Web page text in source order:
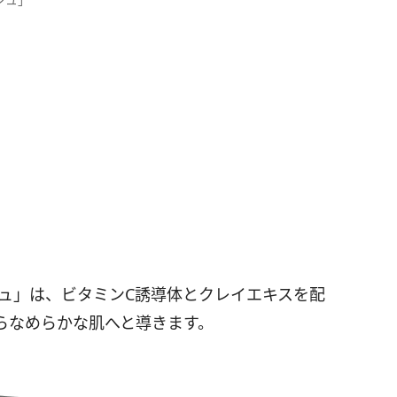
」は、ビタミンC誘導体とクレイエキスを配
めらかな肌へと導きます。